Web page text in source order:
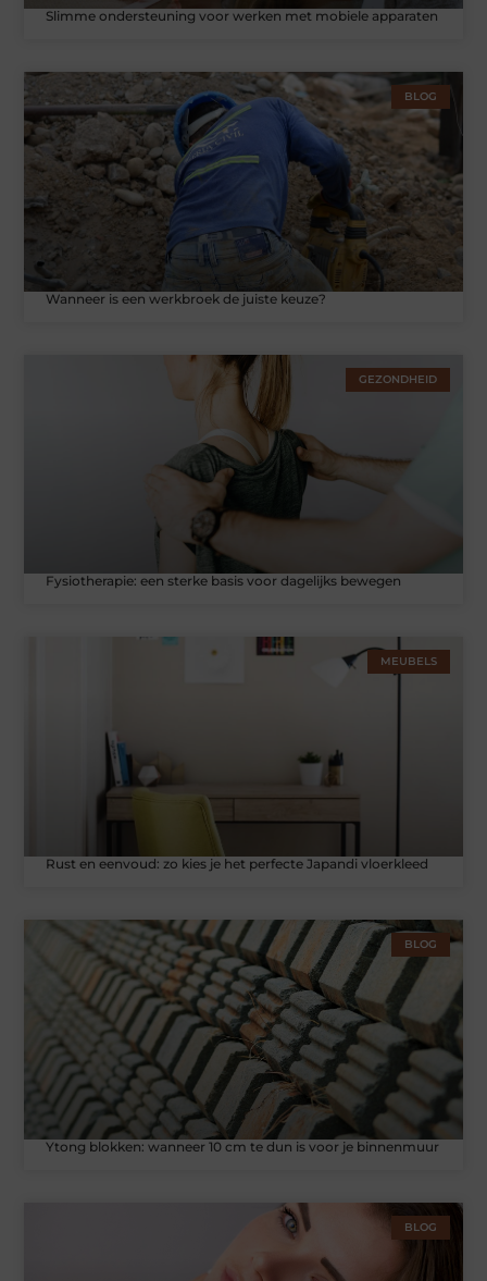
Slimme ondersteuning voor werken met mobiele apparaten
BLOG
Wanneer is een werkbroek de juiste keuze?
GEZONDHEID
Fysiotherapie: een sterke basis voor dagelijks bewegen
MEUBELS
Rust en eenvoud: zo kies je het perfecte Japandi vloerkleed
BLOG
Ytong blokken: wanneer 10 cm te dun is voor je binnenmuur
BLOG